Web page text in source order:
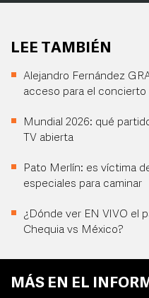
LEE TAMBIÉN
Alejandro Fernández
acceso para el concierto
Mundial 2026: qué
TV abierta
Pato Merlín: es víctima
especiales para caminar
¿Dónde ver EN VIVO el
Chequia vs México?
MÁS EN EL